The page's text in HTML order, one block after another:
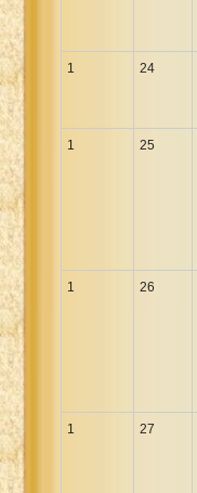
1 24
1 25
1 26
1 27